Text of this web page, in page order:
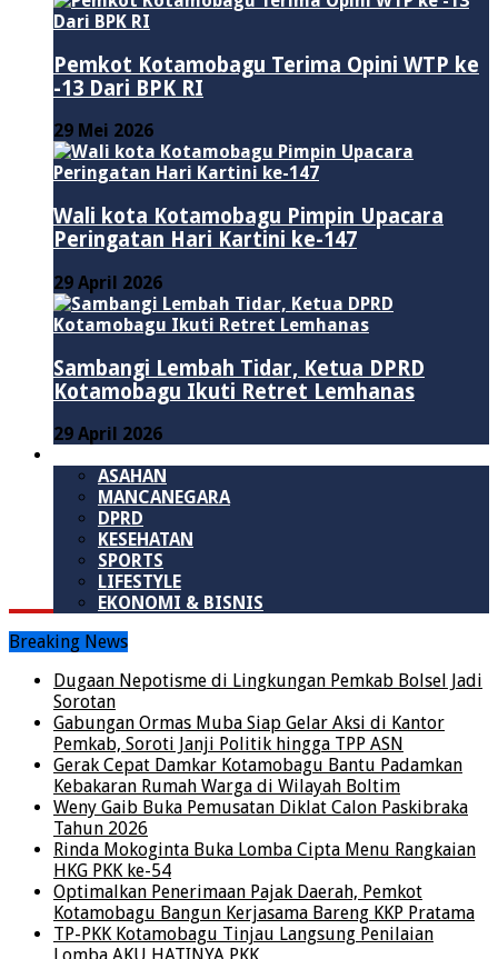
Pemkot Kotamobagu Terima Opini WTP ke
-13 Dari BPK RI
29 Mei 2026
Wali kota Kotamobagu Pimpin Upacara
Peringatan Hari Kartini ke-147
29 April 2026
Sambangi Lembah Tidar, Ketua DPRD
Kotamobagu Ikuti Retret Lemhanas
29 April 2026
ASAHAN
MANCANEGARA
DPRD
KESEHATAN
SPORTS
LIFESTYLE
EKONOMI & BISNIS
Breaking News
Dugaan Nepotisme di Lingkungan Pemkab Bolsel Jadi
Sorotan
Gabungan Ormas Muba Siap Gelar Aksi di Kantor
Pemkab, Soroti Janji Politik hingga TPP ASN
Gerak Cepat Damkar Kotamobagu Bantu Padamkan
Kebakaran Rumah Warga di Wilayah Boltim
Weny Gaib Buka Pemusatan Diklat Calon Paskibraka
Tahun 2026
Rinda Mokoginta Buka Lomba Cipta Menu Rangkaian
HKG PKK ke-54
Optimalkan Penerimaan Pajak Daerah, Pemkot
Kotamobagu Bangun Kerjasama Bareng KKP Pratama
TP-PKK Kotamobagu Tinjau Langsung Penilaian